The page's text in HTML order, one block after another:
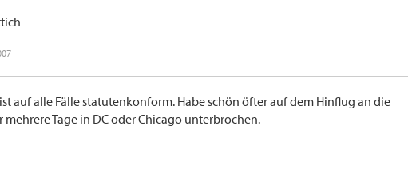
auf alle Fälle statutenkonform. Habe schön öfter auf dem Hinflug an die
mehrere Tage in DC oder Chicago unterbrochen.